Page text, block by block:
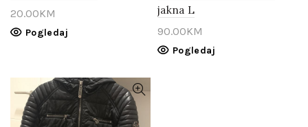
20.00KM
Pogledaj
jakna L
90.00KM
Pogledaj